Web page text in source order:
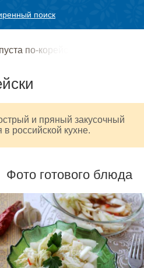
поиск
по-корейс
и пряный закусочный
российской кухне.
Фото готового блюда